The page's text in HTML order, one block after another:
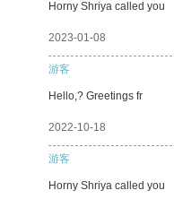
Horny Shriya called you
2023-01-08
游客
Hello,? Greetings fr
2022-10-18
游客
Horny Shriya called you